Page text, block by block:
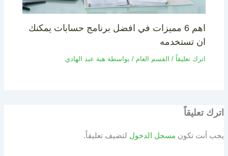
اهم 6 مميزات في افضل برنامج حسابات يمكنك
ان تستخدمه
اترك تعليقاً / القسم العام / بواسطة هبة عبد الهادي
اترك تعليقاً
يجب أنت تكون مسجل الدخول لتضيف تعليقاً.